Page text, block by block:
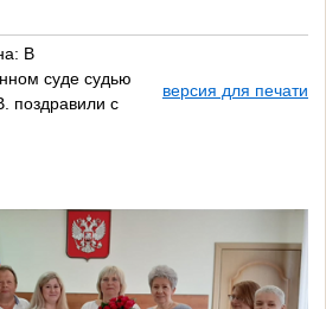
В
суде судью
поздравили с
версия для печати